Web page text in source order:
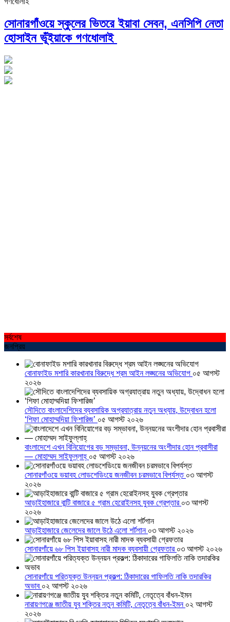
সোনারগাঁওয়ে স্কুলের ভিতরে ইয়াবা সেবন, এনসিপি নেতা
হোসাইন ভূঁইয়াকে গণধোলাই
সর্বশেষ
জনপ্রিয়
বোনাফাইড মশারি কারখানার বিরুদ্ধে শ্রম আইন লঙ্ঘনের অভিযোগ ০৫ আগস্ট
২০২৬
সৌদিতে বাংলাদেশিদের ব্যবসায়িক অগ্রযাত্রায় নতুন অধ্যায়, উদ্বোধন হলো
‘শিফা মোহাম্মদিয়া ফিশারিজ’ ০৫ আগস্ট ২০২৬
বাংলাদেশে এখন বিনিয়োগের বড় সম্ভাবনা, উন্নয়নের অংশীদার হোন প্রবাসীরা
— মোহাম্মদ সাইফুল্লাহ্ ০৫ আগস্ট ২০২৬
সোনারগাঁওয়ে ভয়াবহ লোডশেডিংয়ে জনজীবন চরমভাবে বিপর্যস্ত ০৩ আগস্ট
২০২৬
আড়াইহাজারে বান্টি বাজারে ৫ গ্রাম হেরোইনসহ যুবক গ্রেপ্তার ০৩ আগস্ট
২০২৬
আড়াইহাজারে জেলেদের জালে উঠে এলো শর্টগান ০৩ আগস্ট ২০২৬
সোনারগাঁয়ে ৬৮ পিস ইয়াবাসহ নারী মাদক ব্যবসায়ী গ্রেফতার ০৩ আগস্ট ২০২৬
সোনারগাঁয়ে পরিত্যক্ত উন্নয়ন প্রকল্প: ঠিকাদারের গাফিলতি নাকি তদারকির
অভাব ০২ আগস্ট ২০২৬
নারায়ণগঞ্জে জাতীয় যুব শক্তির নতুন কমিটি, নেতৃত্বে বাঁধন-ইমন ০২ আগস্ট
২০২৬